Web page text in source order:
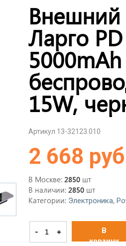
Внешний
Ларго
15W,
Артикул 13-32123.010
2 668
В Москве: 2850 шт
В наличии: 2850 шт
Категории: Электроника,
- +
В
корзину